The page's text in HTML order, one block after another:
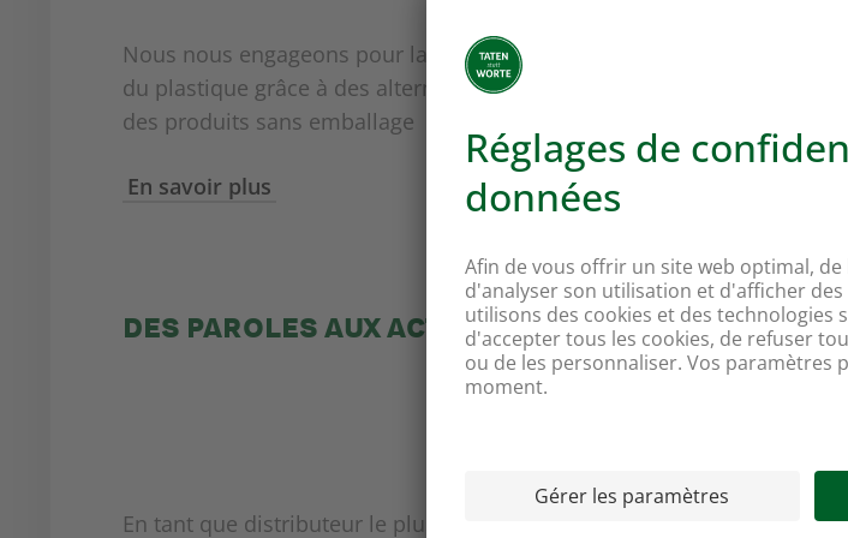
Nous nous engageons pour la réduction
du plastique grâce à des alternatives ou
des produits sans emballage
En savoir plus
durable dans son
En savoir plus
DES PAROLES AUX ACTES EST MULTIPLE
En tant que distributeur le plus engagé du monde dans le